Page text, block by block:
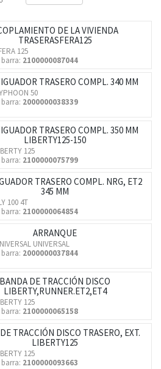
DE LA VIVIENDA
TRASERASFERA125
125
2100000087044
TRASERO COMPL. 340 MM
50
2000000038339
TRASERO COMPL. 350 MM
LIBERTY125-150
125
2100000075799
TRASERO COMPL. NRG, ET2
345 MM
100 4T
2100000064854
ARRANQUE
UNIVERSAL
2000000037844
BANDA DE TRACCIÓN DISCO
LIBERTY,RUNNER.ET2,ET4
125
2100000065158
TRACCIÓN DISCO TRASERO, EXT.
LIBERTY125
125
2100000093663